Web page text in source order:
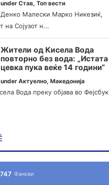
underСтав,Топ вести
Денко Малески Марко Никезиќ,
на Сојузот н...
Жители од Кисела Вода
повторно без вода: „Истата
цевка пука веќе 14 години“
underАктуелно,Македонија
Вода преку објава во Фејсбук
Фанови